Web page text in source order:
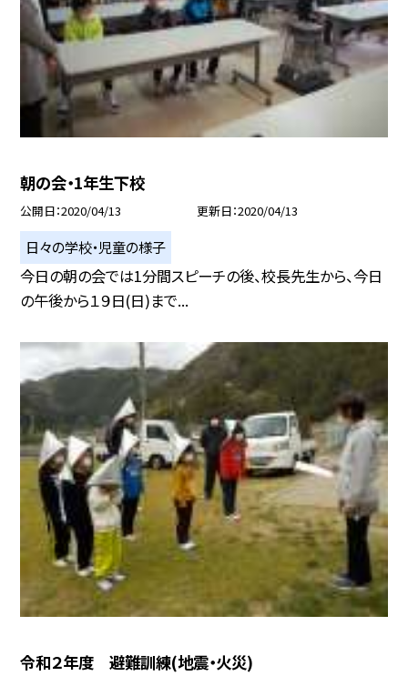
朝の会・1年生下校
公開日 2020/04/13 更新日 2020/04/13
日々の学校・児童の様子
今日の朝の会では1分間スピーチの後、校長先生から、今日
の午後から１９日(日)まで...
令和２年度 避難訓練(地震・火災)